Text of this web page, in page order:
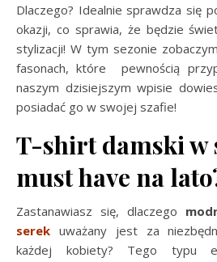
Dlaczego? Idealnie sprawdza się
okazji, co sprawia, że będzie
stylizacji! W tym sezonie
fasonach, które pewnością
naszym dzisiejszym wpisie
posiadać go w swojej szafie!
T-shirt damski w
must have na
Zastanawiasz się, dlaczego
serek uważany jest za
każdej kobiety? Tego typu